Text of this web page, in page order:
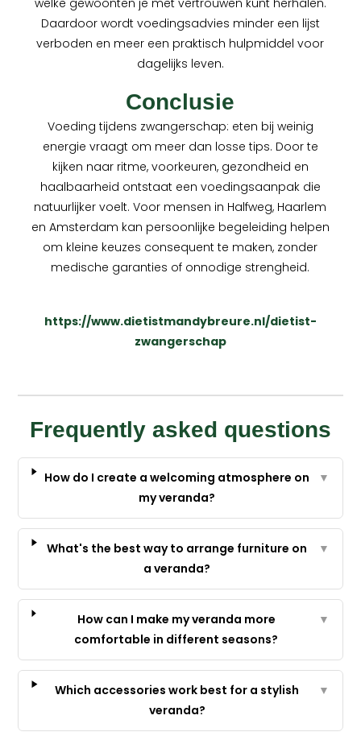
welke gewoonten je met vertrouwen kunt herhalen.
Daardoor wordt voedingsadvies minder een lijst
verboden en meer een praktisch hulpmiddel voor
dagelijks leven.
Conclusie
Voeding tijdens zwangerschap: eten bij weinig
energie vraagt om meer dan losse tips. Door te
kijken naar ritme, voorkeuren, gezondheid en
haalbaarheid ontstaat een voedingsaanpak die
natuurlijker voelt. Voor mensen in Halfweg, Haarlem
en Amsterdam kan persoonlijke begeleiding helpen
om kleine keuzes consequent te maken, zonder
medische garanties of onnodige strengheid.
https://www.dietistmandybreure.nl/dietist-
zwangerschap
Frequently asked questions
How do I create a welcoming atmosphere on
my veranda?
▼
What's the best way to arrange furniture on
a veranda?
▼
How can I make my veranda more
comfortable in different seasons?
▼
Which accessories work best for a stylish
veranda?
▼